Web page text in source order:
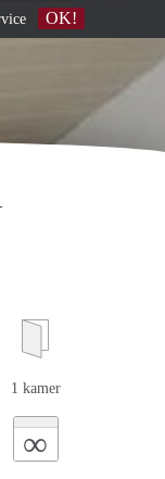
1 kamer
∞
OK!